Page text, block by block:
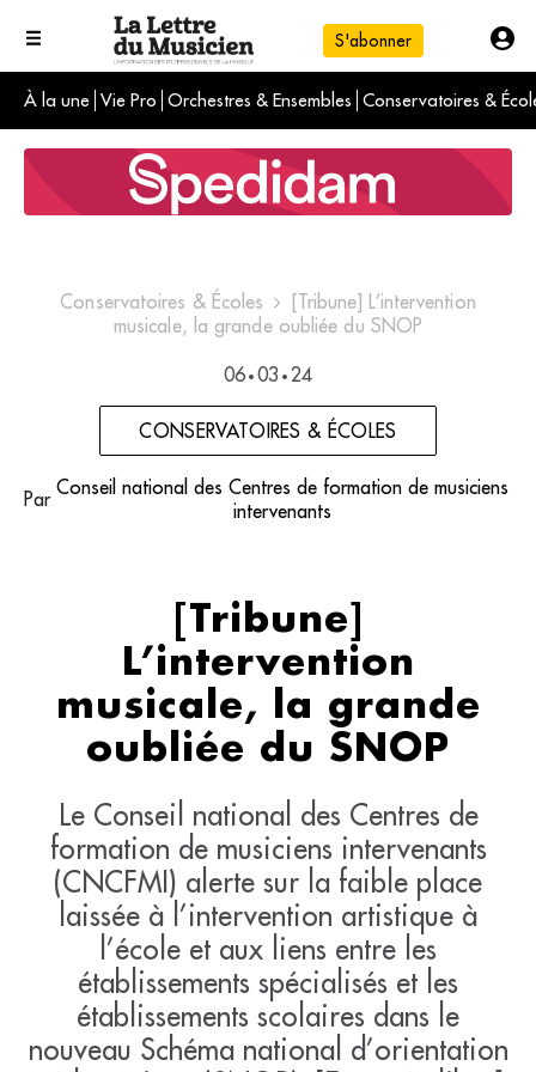
S'abonner
À la une Vie Pro Orchestres & Ensembles Conservatoires &
L'info du jour
Le numéro du mois
International
Conservatoires & Écoles
[Tribune] L’intervention
musicale, la grande oubliée du SNOP
06 • 03 • 24
CONSERVATOIRES & ÉCOLES
Par Conseil national des Centres de formation de musiciens
intervenants
[Tribune]
L’intervention
musicale, la grande
oubliée du SNOP
Le Conseil national des Centres de
formation de musiciens intervenants
(CNCFMI) alerte sur la faible place
laissée à l’intervention artistique à
l’école et aux liens entre les
établissements spécialisés et les
établissements scolaires dans le
nouveau Schéma national d’orientation